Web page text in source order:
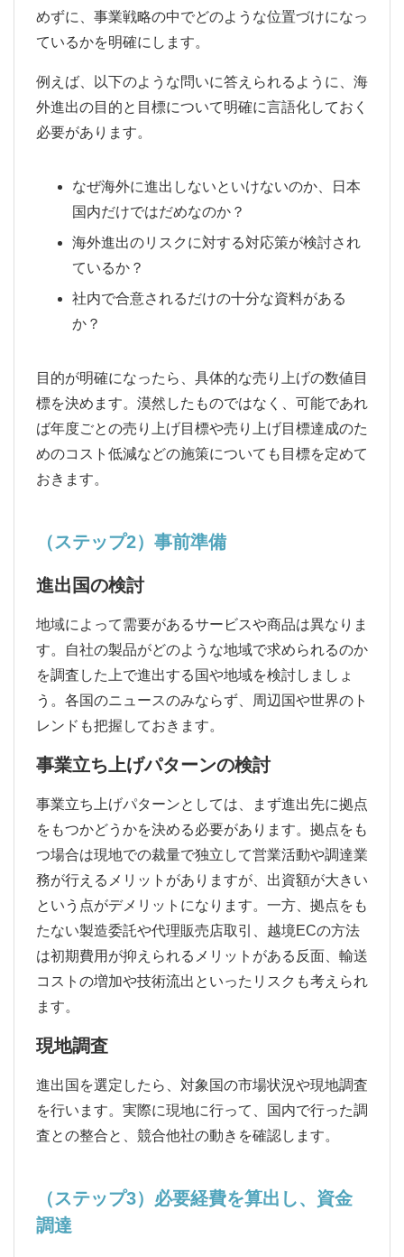
めずに、事業戦略の中でどのような位置づけになっ
ているかを明確にします。
例えば、以下のような問いに答えられるように、海
外進出の目的と目標について明確に言語化しておく
必要があります。
なぜ海外に進出しないといけないのか、日本
国内だけではだめなのか？
海外進出のリスクに対する対応策が検討され
ているか？
社内で合意されるだけの十分な資料がある
か？
目的が明確になったら、具体的な売り上げの数値目
標を決めます。漠然したものではなく、可能であれ
ば年度ごとの売り上げ目標や売り上げ目標達成のた
めのコスト低減などの施策についても目標を定めて
おきます。
（ステップ2）事前準備
進出国の検討
地域によって需要があるサービスや商品は異なりま
す。自社の製品がどのような地域で求められるのか
を調査した上で進出する国や地域を検討しましょ
う。各国のニュースのみならず、周辺国や世界のト
レンドも把握しておきます。
事業立ち上げパターンの検討
事業立ち上げパターンとしては、まず進出先に拠点
をもつかどうかを決める必要があります。拠点をも
つ場合は現地での裁量で独立して営業活動や調達業
務が行えるメリットがありますが、出資額が大きい
という点がデメリットになります。一方、拠点をも
たない製造委託や代理販売店取引、越境ECの方法
は初期費用が抑えられるメリットがある反面、輸送
コストの増加や技術流出といったリスクも考えられ
ます。
現地調査
進出国を選定したら、対象国の市場状況や現地調査
を行います。実際に現地に行って、国内で行った調
査との整合と、競合他社の動きを確認します。
（ステップ3）必要経費を算出し、資金
調達